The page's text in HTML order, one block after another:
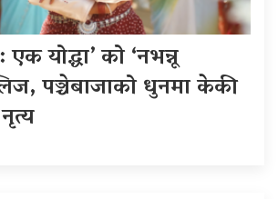
एक योद्धा’ को ‘नभन्नू
पञ्चेबाजाको धुनमा केकी